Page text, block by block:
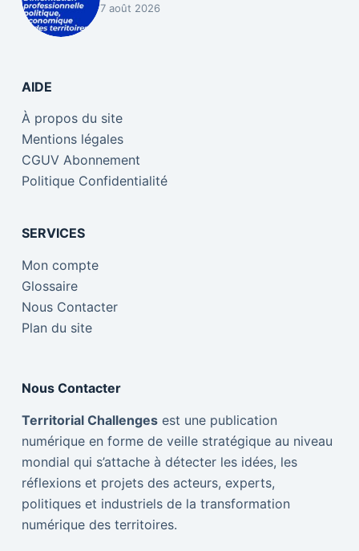
7 août 2026
AIDE
À propos du site
Mentions légales
CGUV Abonnement
Politique Confidentialité
SERVICES
Mon compte
Glossaire
Nous Contacter
Plan du site
Nous Contacter
Territorial Challengesest une publication
numérique en forme de veille stratégique au niveau
mondial qui s’attache à détecter les idées, les
réflexions et projets des acteurs, experts,
politiques et industriels de la transformation
numérique des territoires.